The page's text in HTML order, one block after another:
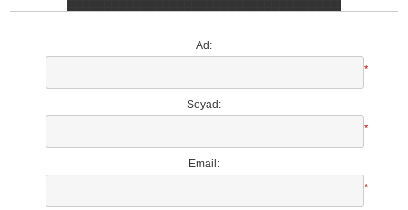
Ad:
*
Soyad:
*
Email:
*